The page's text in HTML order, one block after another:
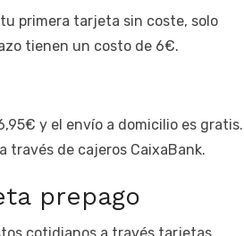
primera tarjeta sin coste, solo
tienen un costo de 6€.
y el envío a domicilio es gratis.
través de cajeros CaixaBank.
prepago